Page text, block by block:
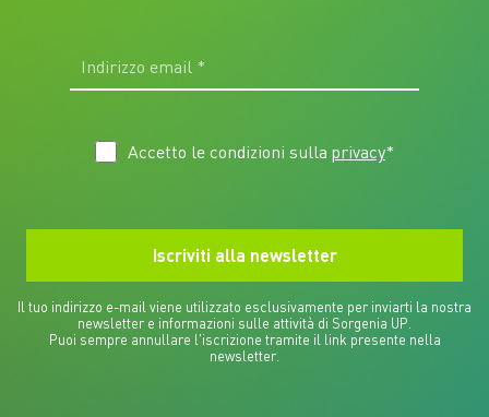
Accetto le condizioni sulla privacy*
Il tuo indirizzo e-mail viene utilizzato esclusivamente per inviarti la nostra
newsletter e informazioni sulle attività di Sorgenia UP.
Puoi sempre annullare l'iscrizione tramite il link presente nella
newsletter.